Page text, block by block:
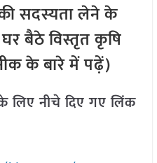
सदस्यता लेने के
बैठे विस्तृत कृषि
के बारे में पढ़ें)
नीचे दिए गए लिंक